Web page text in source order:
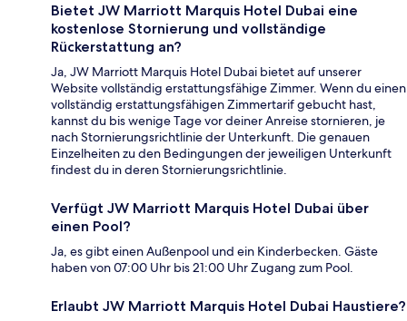
Bietet JW Marriott Marquis Hotel Dubai eine
kostenlose Stornierung und vollständige
Rückerstattung an?
Ja, JW Marriott Marquis Hotel Dubai bietet auf unserer
Website vollständig erstattungsfähige Zimmer. Wenn du einen
vollständig erstattungsfähigen Zimmertarif gebucht hast,
kannst du bis wenige Tage vor deiner Anreise stornieren, je
nach Stornierungsrichtlinie der Unterkunft. Die genauen
Einzelheiten zu den Bedingungen der jeweiligen Unterkunft
findest du in deren Stornierungsrichtlinie.
Verfügt JW Marriott Marquis Hotel Dubai über
einen Pool?
Ja, es gibt einen Außenpool und ein Kinderbecken. Gäste
haben von 07:00 Uhr bis 21:00 Uhr Zugang zum Pool.
Erlaubt JW Marriott Marquis Hotel Dubai Haustiere?